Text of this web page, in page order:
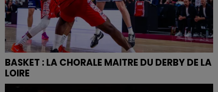
BASKET : LA CHORALE MAITRE DU DERBY DE LA
LOIRE